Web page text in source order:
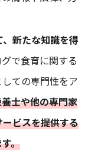
新たな知識を得
で食育に関する
ての専門性をア
士や他の専門家
ビスを提供する
。